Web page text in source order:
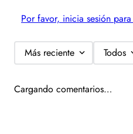
Por favor, inicia sesión
Más reciente Todos
Cargando comentarios…